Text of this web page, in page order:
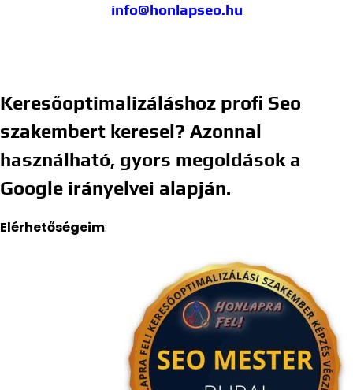
info@honlapseo.hu
Keresőoptimalizáláshoz profi Seo
szakembert keresel? Azonnal
használható, gyors megoldások a
Google irányelvei alapján.
Elérhetőségeim: